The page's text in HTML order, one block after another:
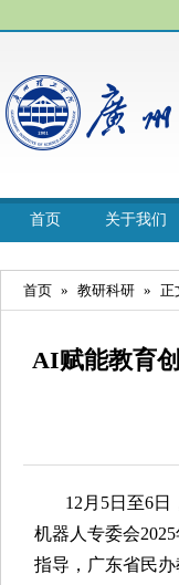
首页 关于我们
首页 » 教研科研 » 正
AI赋能教育
12月5日至6
机器人专委会
指导，广东省民